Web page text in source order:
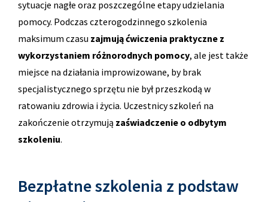
sytuacje nagłe oraz poszczególne etapy udzielania
pomocy. Podczas czterogodzinnego szkolenia
maksimum czasu zajmują ćwiczenia praktyczne z
wykorzystaniem różnorodnych pomocy, ale jest także
miejsce na działania improwizowane, by brak
specjalistycznego sprzętu nie był przeszkodą w
ratowaniu zdrowia i życia. Uczestnicy szkoleń na
zakończenie otrzymują zaświadczenie o odbytym
szkoleniu.
Bezpłatne szkolenia z podstaw